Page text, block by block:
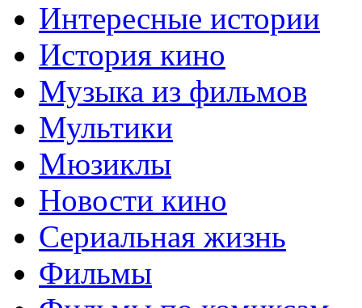
Интересные истории
История кино
Музыка из фильмов
Мультики
Мюзиклы
Новости кино
Сериальная жизнь
Фильмы